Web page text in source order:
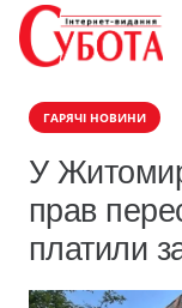
ГАРЯЧІ НОВИНИ
У
прав
платили